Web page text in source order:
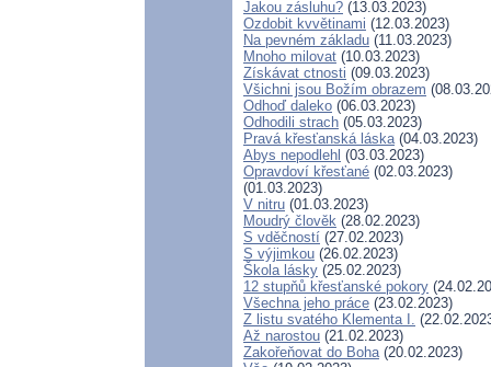
Jakou zásluhu? (13.03.2023)
Ozdobit kvvětinami (12.03.2023)
Na pevném základu (11.03.2023)
Mnoho milovat (10.03.2023)
Získávat ctnosti (09.03.2023)
Všichni jsou Božím obrazem
Odhoď daleko (06.03.2023)
Odhodili strach (05.03.2023)
Pravá křesťanská láska(04.03.2023)
Abys nepodlehl (03.03.2023)
Opravdoví křesťané (02.03.2023)
(01.03.2023)
V nitru (01.03.2023)
Moudrý člověk (28.02.2023)
S vděčností (27.02.2023)
S výjimkou (26.02.2023)
Škola lásky (25.02.2023)
12 stupňů křesťanské pokory
Všechna jeho práce (23.02.2023)
Z listu svatého Klementa I.
Až narostou (21.02.2023)
Zakořeňovat do Boha(20.02.2023)